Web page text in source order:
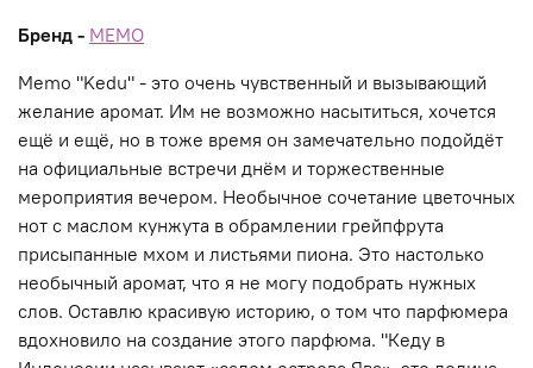
Бренд - MEMO
Memo "Kedu" - это очень чувственный и вызывающий
желание аромат. Им не возможно насытиться, хочется
ещё и ещё, но в тоже время он замечательно подойдёт
на официальные встречи днём и торжественные
мероприятия вечером. Необычное сочетание цветочных
нот с маслом кунжута в обрамлении грейпфрута
присыпанные мхом и листьями пиона. Это настолько
необычный аромат, что я не могу подобрать нужных
слов. Оставлю красивую историю, о том что парфюмера
вдохновило на создание этого парфюма. "Кеду в